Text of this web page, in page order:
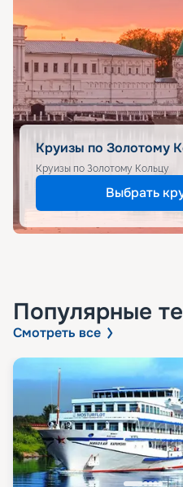
Круизы по Золотому
Круизы по Золотому Кольцу
Выбрать
Популярные
Смотреть все